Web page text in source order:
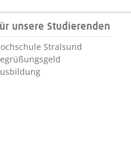
unsere Studierenden
Stralsund